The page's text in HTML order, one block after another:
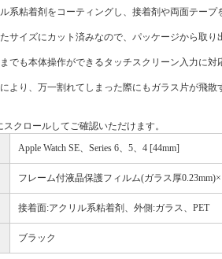
系粘着剤をコーティングし、接着剤や両面テープ
サイズにカット済みなので、パッケージから取り
でも本体操作ができるタッチスクリーン入力に対
より、万一割れてしまった際にもガラス片が飛散
クロールしてご確認いただけます。
Apple Watch SE、Series 6、5、4 [44mm]
フレーム付液晶保護フィルム(ガラス厚
接着面:アクリル系粘着剤、外側:ガラス、PET
ブラック